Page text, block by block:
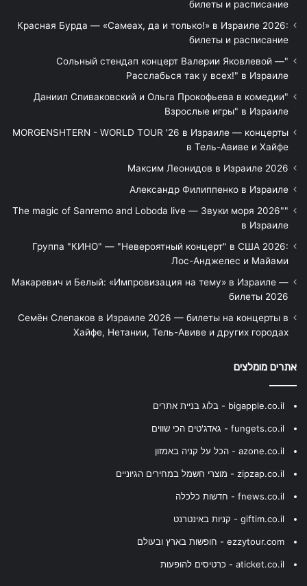
билеты и расписание
Красная Бурда — «Самеах, да и только!» в Израиле 2026:
билеты и расписание
"Сольный стендап концерт Валерии Яковлевой —
Расслабься так у всех!" в Израиле
"Даниил Спиваковский и Ольга Прокофьева в комедии
Взрослые игры" в Израиле
MORGENSHTERN - WORLD TOUR '26 в Израиле — концерты
в Тель-Авиве и Хайфе
Максим Леонидов в Израиле 2026
Александр Филиппенко в Израиле
"The magic of Sanremo and Loboda live — Звуки моря 2026"
в Израиле
Группа "КИНО" — "Невероятный концерт" в США 2026:
Лос-Анджелес и Майами
Макаревич и Белый: «Импровизация на тему» в Израиле —
билеты 2026
Семён Слепаков в Израиле 2026 — билеты на концерты в
Хайфе, Нетании, Тель-Авиве и других городах
אתרים מומלצים
bigapple.co.il - בלוג בניית אתרים
fungets.co.il - גאדג'טים הכי שווים
azone.co.il - הכל על קניה באמזון
zipzap.co.il - מוצרי חשמל במחירים הגיוניים
fnews.co.il - חדשות כלכלה
giftim.co.il - קניות באינטרנט
ezzytour.com - חופשות בארץ ובעולם
aticket.co.il - כרטיסים להופעות